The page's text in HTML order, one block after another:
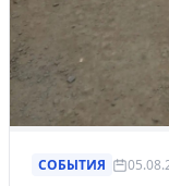
СОБЫТИЯ